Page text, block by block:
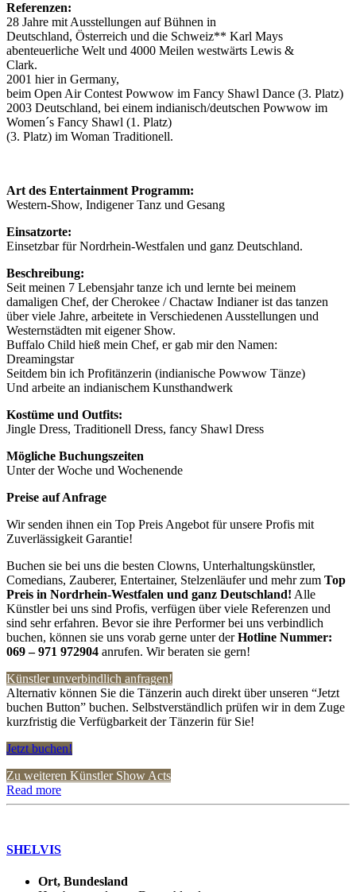
Referenzen:
28 Jahre mit Ausstellungen auf Bühnen in
Deutschland, Österreich und die Schweiz** Karl Mays
abenteuerliche Welt und 4000 Meilen westwärts Lewis &
Clark.
2001 hier in Germany,
beim Open Air Contest Powwow im Fancy Shawl Dance (3. Platz)
2003 Deutschland, bei einem indianisch/deutschen Powwow im
Women´s Fancy Shawl (1. Platz)
(3. Platz) im Woman Traditionell.
Art des Entertainment Programm:
Western-Show, Indigener Tanz und Gesang
Einsatzorte:
Einsetzbar für Nordrhein-Westfalen und ganz Deutschland.
Beschreibung:
Seit meinen 7 Lebensjahr tanze ich und lernte bei meinem
damaligen Chef, der Cherokee / Chactaw Indianer ist das tanzen
über viele Jahre, arbeitete in Verschiedenen Ausstellungen und
Westernstädten mit eigener Show.
Buffalo Child hieß mein Chef, er gab mir den Namen:
Dreamingstar
Seitdem bin ich Profitänzerin (indianische Powwow Tänze)
Und arbeite an indianischem Kunsthandwerk
Kostüme und Outfits:
Jingle Dress, Traditionell Dress, fancy Shawl Dress
Mögliche Buchungszeiten
Unter der Woche und Wochenende
Preise auf Anfrage
Wir senden ihnen ein Top Preis Angebot für unsere Profis mit
Zuverlässigkeit Garantie!
Buchen sie bei uns die besten Clowns, Unterhaltungskünstler,
Comedians, Zauberer, Entertainer, Stelzenläufer und mehr zum Top
Preis in Nordrhein-Westfalen und ganz Deutschland! Alle
Künstler bei uns sind Profis, verfügen über viele Referenzen und
sind sehr erfahren. Bevor sie ihre Performer bei uns verbindlich
buchen, können sie uns vorab gerne unter derHotline Nummer:
069 – 971 972904 anrufen. Wir beraten sie gern!
Künstler unverbindlich anfragen!
Alternativ können Sie die Tänzerin auch direkt über unseren “Jetzt
buchen Button” buchen. Selbstverständlich prüfen wir in dem Zuge
kurzfristig die Verfügbarkeit der Tänzerin für Sie!
Jetzt buchen!
Zu weiteren Künstler Show Acts
Read more
SHELVIS
Ort, Bundesland